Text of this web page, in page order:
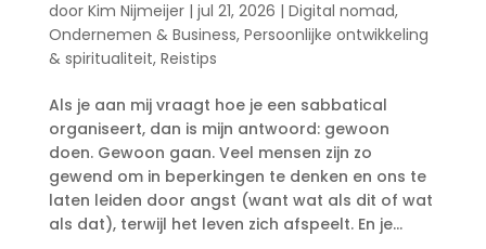
door Kim Nijmeijer| jul 21, 2026 | Digital nomad,
Ondernemen & Business, Persoonlijke ontwikkeling
& spiritualiteit, Reistips
Als je aan mij vraagt hoe je een sabbatical
organiseert, dan is mijn antwoord: gewoon
doen. Gewoon gaan. Veel mensen zijn zo
gewend om in beperkingen te denken en ons te
laten leiden door angst (want wat als dit of wat
als dat), terwijl het leven zich afspeelt. En je...